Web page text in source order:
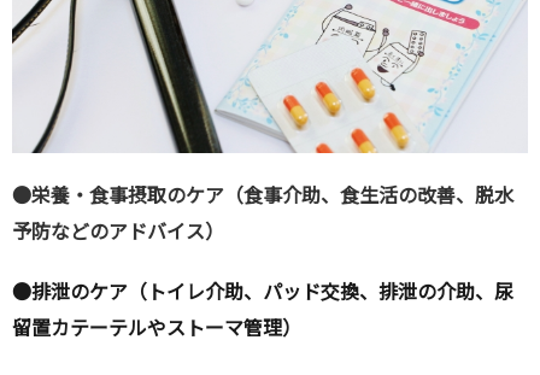
●栄養・食事摂取のケア（食事介助、食生活の改善、脱水
予防などのアドバイス）
●排泄のケア（トイレ介助、パッド交換、排泄の介助、尿
留置カテーテルやストーマ管理）